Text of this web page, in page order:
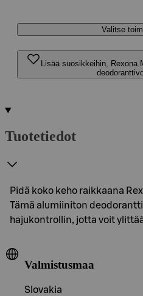
Valitse
Lisää suosikkeihin, Rexona
Tuotetiedot
Pidä koko keho raikkaana
Tämä alumiiniton
hajukontrollin, jotta voit
Valmistusmaa
Slovakia